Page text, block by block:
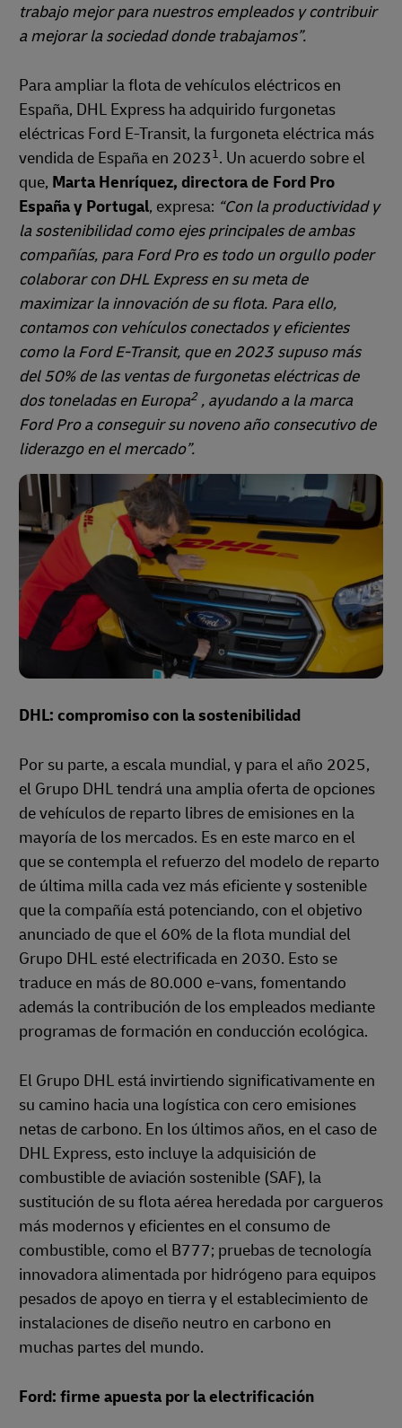
trabajo mejor para nuestros empleados y contribuir
a mejorar la sociedad donde trabajamos”.
Para ampliar la flota de vehículos eléctricos en
España, DHL Express ha adquirido furgonetas
eléctricas Ford E-Transit, la furgoneta eléctrica más
vendida de España en 20231. Un acuerdo sobre el
que, Marta Henríquez, directora de Ford Pro
España y Portugal, expresa: “Con la productividad y
la sostenibilidad como ejes principales de ambas
compañías, para Ford Pro es todo un orgullo poder
colaborar con DHL Express en su meta de
maximizar la innovación de su flota. Para ello,
contamos con vehículos conectados y eficientes
como la Ford E-Transit, que en 2023 supuso más
del 50% de las ventas de furgonetas eléctricas de
dos toneladas en Europa2, ayudando a la marca
Ford Pro a conseguir su noveno año consecutivo de
liderazgo en el mercado”.
DHL: compromiso con la sostenibilidad
Por su parte, a escala mundial, y para el año 2025,
el Grupo DHL tendrá una amplia oferta de opciones
de vehículos de reparto libres de emisiones en la
mayoría de los mercados. Es en este marco en el
que se contempla el refuerzo del modelo de reparto
de última milla cada vez más eficiente y sostenible
que la compañía está potenciando, con el objetivo
anunciado de que el 60% de la flota mundial del
Grupo DHL esté electrificada en 2030. Esto se
traduce en más de 80.000 e-vans, fomentando
además la contribución de los empleados mediante
programas de formación en conducción ecológica.
El Grupo DHL está invirtiendo significativamente en
su camino hacia una logística con cero emisiones
netas de carbono. En los últimos años, en el caso de
DHL Express, esto incluye la adquisición de
combustible de aviación sostenible (SAF), la
sustitución de su flota aérea heredada por cargueros
más modernos y eficientes en el consumo de
combustible, como el B777; pruebas de tecnología
innovadora alimentada por hidrógeno para equipos
pesados de apoyo en tierra y el establecimiento de
instalaciones de diseño neutro en carbono en
muchas partes del mundo.
Ford: firme apuesta por la electrificación